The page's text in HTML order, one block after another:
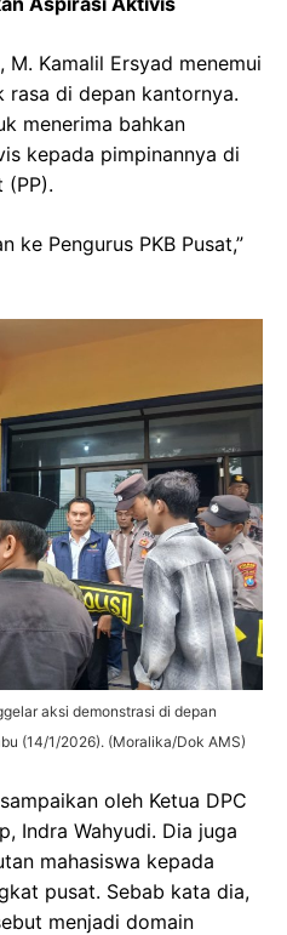
M. Kamalil Ersyad menemui
rasa di depan kantornya.
menerima bahkan
kepada pimpinannya di
(PP).
ke Pengurus PKB Pusat,”
aksi demonstrasi di depan
(14/1/2026). (Moralika/Dok AMS)
oleh Ketua DPC
Indra Wahyudi. Dia juga
mahasiswa kepada
pusat. Sebab kata dia,
menjadi domain